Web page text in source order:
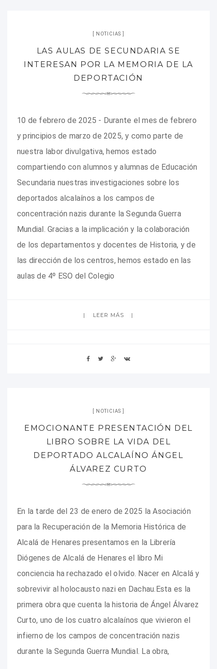
NOTICIAS
LAS AULAS DE SECUNDARIA SE
INTERESAN POR LA MEMORIA DE LA
DEPORTACIÓN
10 de febrero de 2025 - Durante el mes de febrero
y principios de marzo de 2025, y como parte de
nuestra labor divulgativa, hemos estado
compartiendo con alumnos y alumnas de Educación
Secundaria nuestras investigaciones sobre los
deportados alcalaínos a los campos de
concentración nazis durante la Segunda Guerra
Mundial. Gracias a la implicación y la colaboración
de los departamentos y docentes de Historia, y de
las dirección de los centros, hemos estado en las
aulas de 4º ESO del Colegio
LEER MÁS
NOTICIAS
EMOCIONANTE PRESENTACIÓN DEL
LIBRO SOBRE LA VIDA DEL
DEPORTADO ALCALAÍNO ÁNGEL
ÁLVAREZ CURTO
En la tarde del 23 de enero de 2025 la Asociación
para la Recuperación de la Memoria Histórica de
Alcalá de Henares presentamos en la Librería
Diógenes de Alcalá de Henares el libro Mi
conciencia ha rechazado el olvido. Nacer en Alcalá y
sobrevivir al holocausto nazi en Dachau.Esta es la
primera obra que cuenta la historia de Ángel Álvarez
Curto, uno de los cuatro alcalaínos que vivieron el
infierno de los campos de concentración nazis
durante la Segunda Guerra Mundial. La obra,